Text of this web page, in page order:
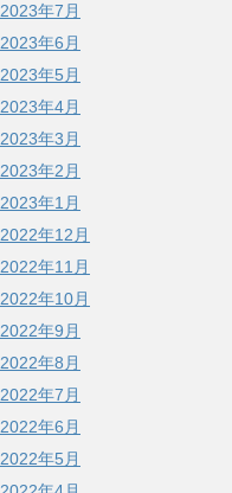
2023年7月
2023年6月
2023年5月
2023年4月
2023年3月
2023年2月
2023年1月
2022年12月
2022年11月
2022年10月
2022年9月
2022年8月
2022年7月
2022年6月
2022年5月